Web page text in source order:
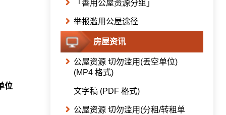
位
「善用公屋资源分组」
举报滥用公屋途径
房屋资讯
公屋资源 切勿滥用(丢空单位)
(MP4 格式)
文字稿 (PDF 格式)
公屋资源 切勿滥用(分租/转租单